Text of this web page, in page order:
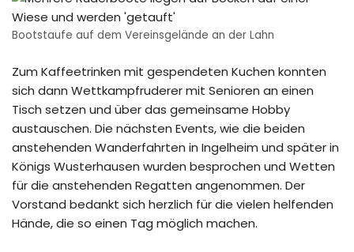
Bootstaufe auf dem Vereinsgelände an der Lahn
Zum Kaffeetrinken mit gespendeten Kuchen konnten
sich dann Wettkampfruderer mit Senioren an einen
Tisch setzen und über das gemeinsame Hobby
austauschen. Die nächsten Events, wie die beiden
anstehenden Wanderfahrten in Ingelheim und später in
Königs Wusterhausen wurden besprochen und Wetten
für die anstehenden Regatten angenommen. Der
Vorstand bedankt sich herzlich für die vielen helfenden
Hände, die so einen Tag möglich machen.